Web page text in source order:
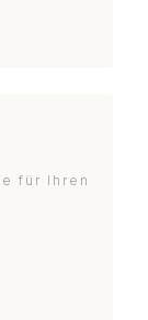
für Ihren